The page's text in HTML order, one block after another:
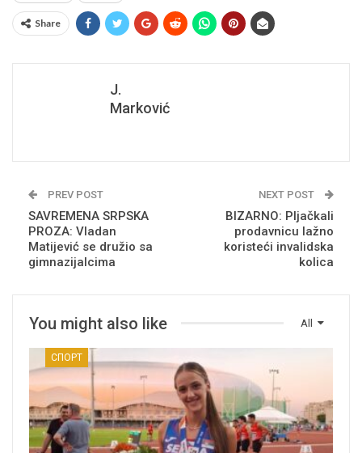
Share
J.
Marković
PREV POST
SAVREMENA SRPSKA
PROZA: Vladan
Matijević se družio sa
gimnazijalcima
NEXT POST
BIZARNO: Pljačkali
prodavnicu lažno
koristeći invalidska
kolica
All
You might also like
СПОРТ